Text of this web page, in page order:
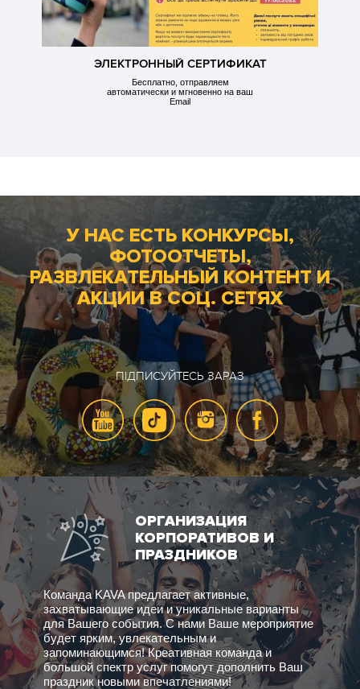
ЭЛЕКТРОННЫЙ СЕРТИФИКАТ
Бесплатно, отправляем
автоматически и мгновенно на ваш
Email
У НАС ЕСТЬ КОНКУРСЫ,
ФОТООТЧЕТЫ,
РАЗВЛЕКАТЕЛЬНЫЙ КОНТЕНТ И
АКЦИИ В СОЦ. СЕТЯХ
ПІДПИСУЙТЕСЬ ЗАРАЗ
ОРГАНИЗАЦИЯ
КОРПОРАТИВОВ И
ПРАЗДНИКОВ
Команда KAVA предлагает активные,
захватывающие идеи и уникальные варианты
для Вашего события. С нами Ваше мероприятие
будет ярким, увлекательным и
запоминающимся! Креативная команда и
большой спектр услуг помогут дополнить Ваш
праздник новыми впечатлениями!